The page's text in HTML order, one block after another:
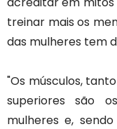
treinar mais os
das mulheres tem
"Os músculos,
superiores são
mulheres e,